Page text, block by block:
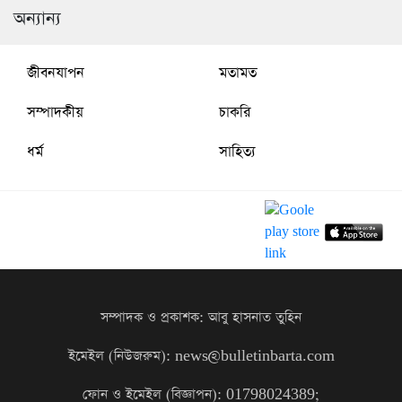
অন্যান্য
জীবনযাপন
মতামত
সম্পাদকীয়
চাকরি
ধর্ম
সাহিত্য
সম্পাদক ও প্রকাশক: আবু হাসনাত তুহিন
ইমেইল (নিউজরুম): news@bulletinbarta.com
ফোন ও ইমেইল (বিজ্ঞাপন): 01798024389;